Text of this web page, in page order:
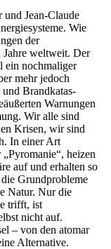
und Jean-Claude
Wie
der
Jahre weltweit. Der
ein nochmaliger
mehr jedoch
Brandkatas-
Warnungen
Wir alle sind
Krisen, wir sind
In einer Art
heizen
auf und erhalten so
Grundprobleme
Natur. Nur die
trifft, ist
nicht auf.
– von den atomar
Alternative.